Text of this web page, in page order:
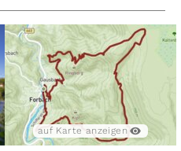
über das
Höhen des
des Murgtals werden
von über 980 m erreicht.
auf Karte anzeigen